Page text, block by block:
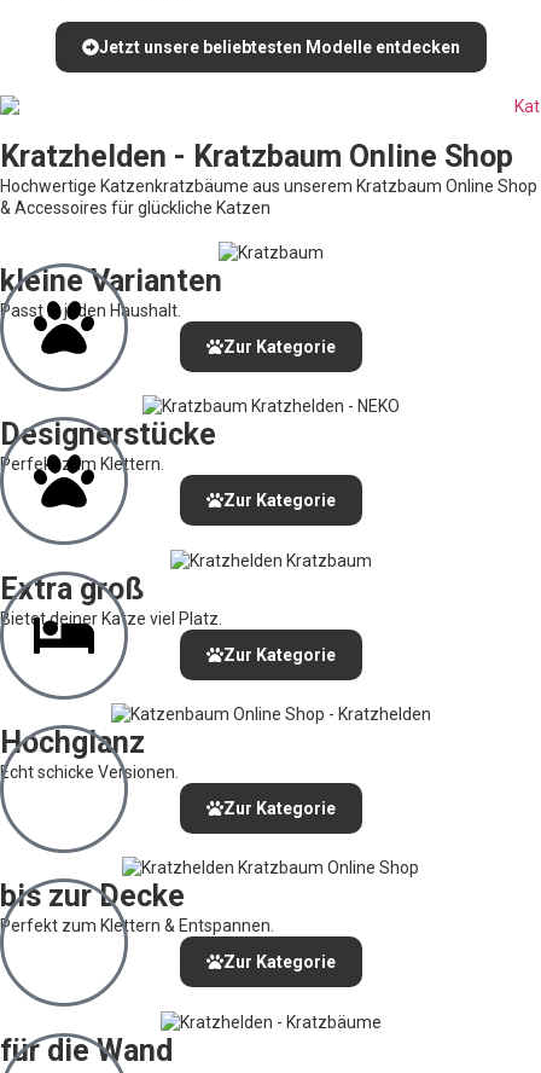
Jetzt unsere beliebtesten Modelle entdecken
Kratzhelden - Kratzbaum Online Shop
Hochwertige Katzenkratzbäume aus unserem Kratzbaum Online Shop
& Accessoires für glückliche Katzen
kleine Varianten
Passt in jeden Haushalt.
Zur Kategorie
Designerstücke
Perfekt zum Klettern.
Zur Kategorie
Extra groß
Bietet deiner Katze viel Platz.
Zur Kategorie
Hochglanz
Echt schicke Versionen.
Zur Kategorie
bis zur Decke
Perfekt zum Klettern & Entspannen.
Zur Kategorie
für die Wand